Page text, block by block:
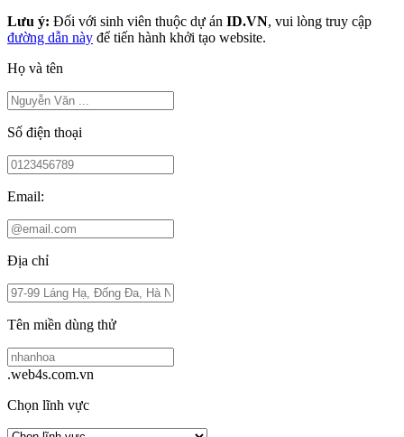
Lưu ý: Đối với sinh viên thuộc dự án ID.VN, vui lòng truy cập
đường dẫn này để tiến hành khởi tạo website.
Họ và tên
Số điện thoại
Email:
Địa chỉ
Tên miền dùng thử
.web4s.com.vn
Chọn lĩnh vực